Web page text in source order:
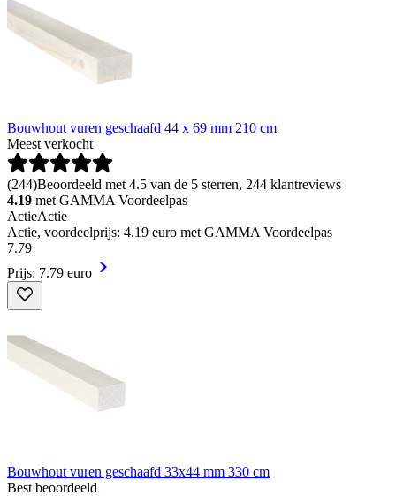
Bouwhout vuren geschaafd 44 x 69 mm 210 cm
Meest verkocht
(244)Beoordeeld met 4.5 van de 5 sterren, 244 klantreviews
4.19 met GAMMA Voordeelpas
ActieActie
Actie, voordeelprijs: 4.19 euro met GAMMA Voordeelpas
7.79
Prijs: 7.79 euro
Bouwhout vuren geschaafd 33x44 mm 330 cm
Best beoordeeld